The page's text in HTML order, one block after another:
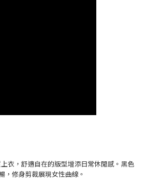
衣，舒適自在的版型增添日常休閒感。黑色
，修身剪裁展現女性曲線。